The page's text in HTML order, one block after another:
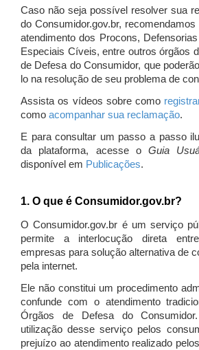
Caso não seja possível resolver sua
do Consumidor.gov.br,
atendimento dos Procons,
Especiais Cíveis, entre outros órgãos
de Defesa do Consumidor, que
lo na resolução de seu problema de
Assista os vídeos sobre como
como acompanhar sua reclamação.
E para consultar um passo a passo
da plataforma, acesse oGuia
disponível em Publicações.
1. O que é Consumidor.gov.br?
O Consumidor.gov.br é um serviço
permite a interlocução direta
empresas para solução alternativa de
pela internet.
Ele não constitui um procedimento
confunde com o atendimento
Órgãos de Defesa do
utilização desse serviço pelos
prejuízo ao atendimento realizado